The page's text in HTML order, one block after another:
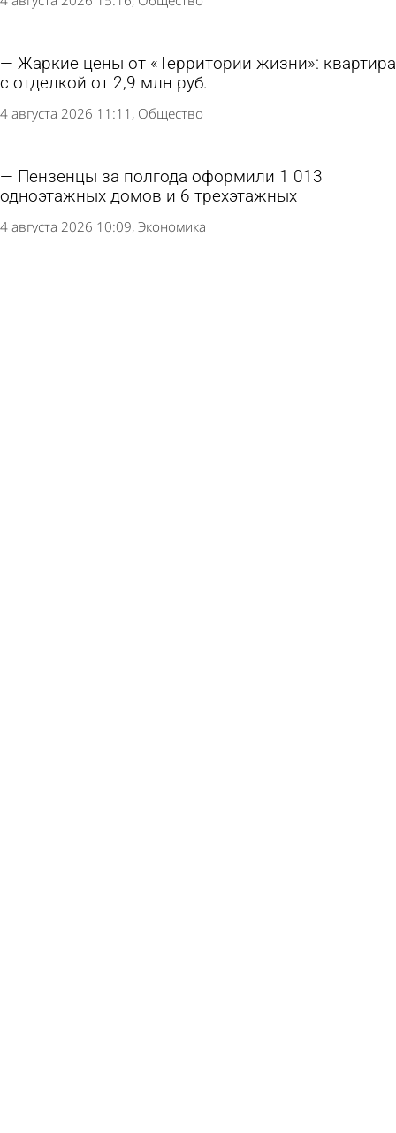
Жаркие цены от «Территории жизни»: квартира
с отделкой от 2,9 млн руб.
4 августа 2026 11:11 Общество
Пензенцы за полгода оформили 1 013
одноэтажных домов и 6 трехэтажных
4 августа 2026 10:09 Экономика